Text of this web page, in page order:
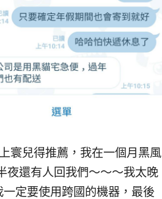
寰兒得推薦，我在一個月黑風
夜還有人回我們～～～我太晚
定要使用跨國的機器，最後